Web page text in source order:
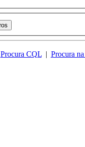
Procura CQL| Procura